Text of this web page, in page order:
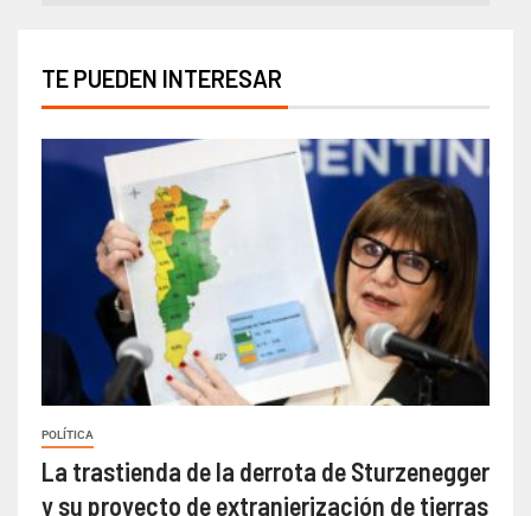
TE PUEDEN INTERESAR
POLÍTICA
La trastienda de la derrota de Sturzenegger
y su proyecto de extranjerización de tierras